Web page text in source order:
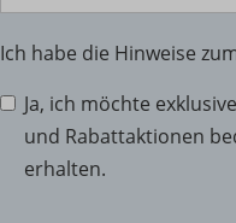
Ich habe die Hinweise
Ja, ich möchte
und Rabattaktionen
erhalten.